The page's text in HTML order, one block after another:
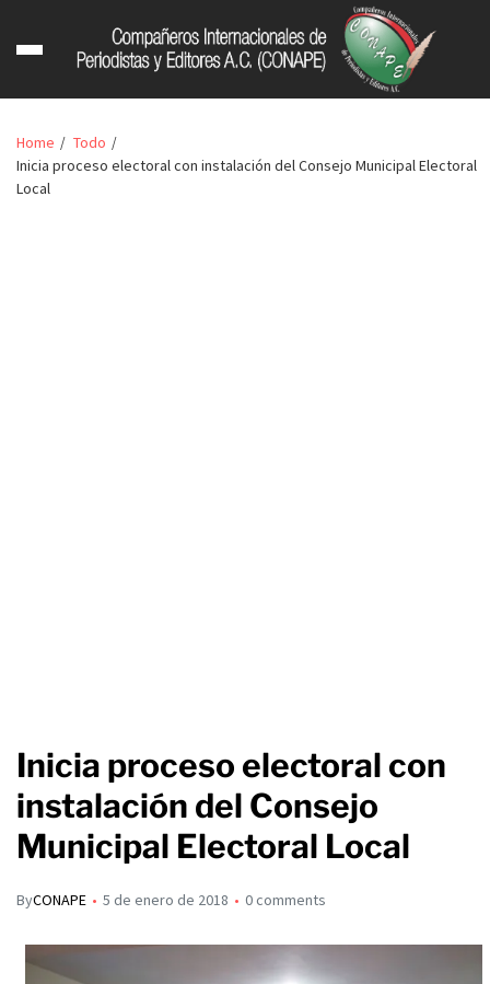
Home
Todo
Inicia proceso electoral con instalación del Consejo Municipal Electoral
Local
Inicia proceso electoral con
instalación del Consejo
Municipal Electoral Local
ByCONAPE 5 de enero de 2018 0 comments